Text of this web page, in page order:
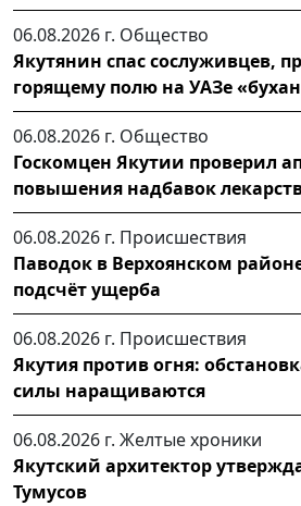
06.08.2026 г. Общество
Якутянин спас сослуживцев,
горящему полю на УАЗе
06.08.2026 г. Общество
Госкомцен Якутии проверил
повышения надбавок
06.08.2026 г. Происшествия
Паводок в Верхоянском
подсчёт ущерба
06.08.2026 г. Происшествия
Якутия против огня:
силы наращиваются
06.08.2026 г. Желтые хроники
Якутский архитектор
Тумусов